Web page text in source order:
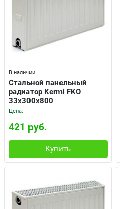
В наличии
Cтальной панельный
радиатор Kermi FKO
33x300x800
Цена:
421 руб.
Купить